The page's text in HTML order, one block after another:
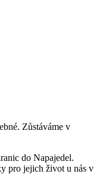
Zůstáváme v
do Napajedel.
pro jejich život u nás v